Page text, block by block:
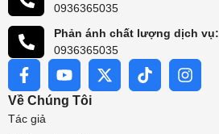
0936365035
Phản ánh chất lượng dịch vụ:
0936365035
Về Chúng Tôi
Tác giả